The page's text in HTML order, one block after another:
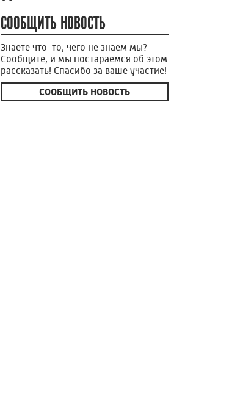
СООБЩИТЬ НОВОСТЬ
Знаете что-то, чего не знаем мы?
Сообщите, и мы постараемся об этом
рассказать! Спасибо за ваше участие!
СООБЩИТЬ НОВОСТЬ